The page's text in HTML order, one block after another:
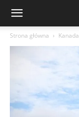
Strona główna Kanada